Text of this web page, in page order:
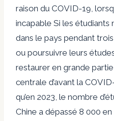
raison du COVID-19,
incapable Si les étudiants
dans le pays pendant
ou poursuivre leurs
restaurer en grande partie
centrale d’avant la
qu’en 2023, le nombre
Chine a dépassé 8 000 en